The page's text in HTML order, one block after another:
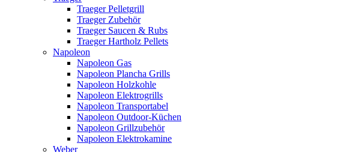
Traeger Pelletgrill
Traeger Zubehör
Traeger Saucen & Rubs
Traeger Hartholz Pellets
Napoleon
Napoleon Gas
Napoleon Plancha Grills
Napoleon Holzkohle
Napoleon Elektrogrills
Napoleon Transportabel
Napoleon Outdoor-Küchen
Napoleon Grillzubehör
Napoleon Elektrokamine
Weber